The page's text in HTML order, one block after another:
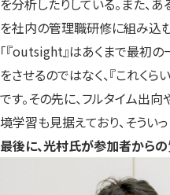
を分析したりしている。また、
を社内の管理職研修に組み込
「『outsight』はあくまで最初
をさせるのではなく、『これく
です。その先に、フルタイム出
境学習も見据えており、そうい
最後に、光村氏が参加者からの